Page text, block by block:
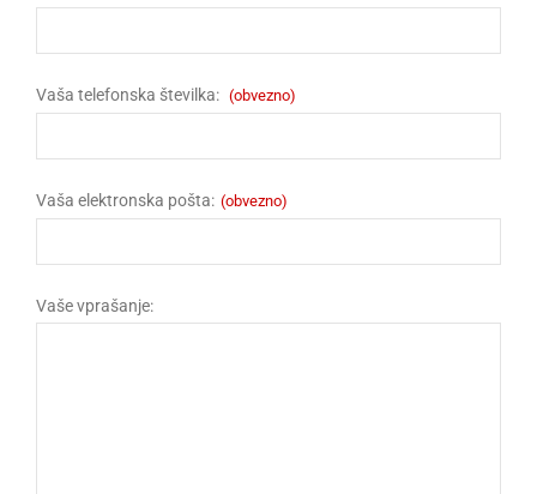
Vaša telefonska številka: (obvezno)
Vaša elektronska pošta: (obvezno)
Vaše vprašanje: